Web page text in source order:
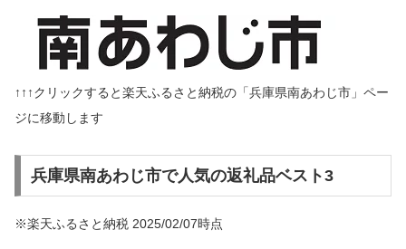
↑↑↑クリックすると楽天ふるさと納税の「兵庫県南あわじ市」ペー
ジに移動します
兵庫県南あわじ市で人気の返礼品ベスト3
※楽天ふるさと納税 2025/02/07時点